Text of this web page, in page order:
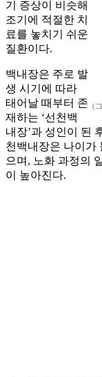
(
기 증상이 비슷해
조기에 적절한 치
료를 놓치기 쉬운
질환이다.
백내장은 주로 발
생 시기에 따라
태어날 때부터 존
재하는 ‘선천백
내장’과 성인이 된
천백내장은 나이가
으며, 노화 과정의
이 높아진다.